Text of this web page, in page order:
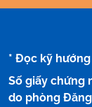
* Đọc kỹ
Số giấy chứng
do phòng